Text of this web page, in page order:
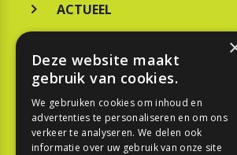
ACTUEEL
KOOPGIDS
TESTEN
SPORT
Deze website maakt
gebruik van cookies.
We gebruiken cookies om inhoud en
advertenties te personaliseren en om ons
verkeer te analyseren. We delen ook
informatie over uw gebruik van onze site